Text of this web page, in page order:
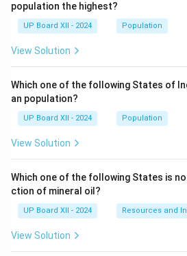
population the highest?
UP Board XII - 2024 Population
View Solution
Which one of the following States of
an population?
UP Board XII - 2024 Population
View Solution
Which one of the following States is
ction of mineral oil?
UP Board XII - 2024 Resources and
View Solution